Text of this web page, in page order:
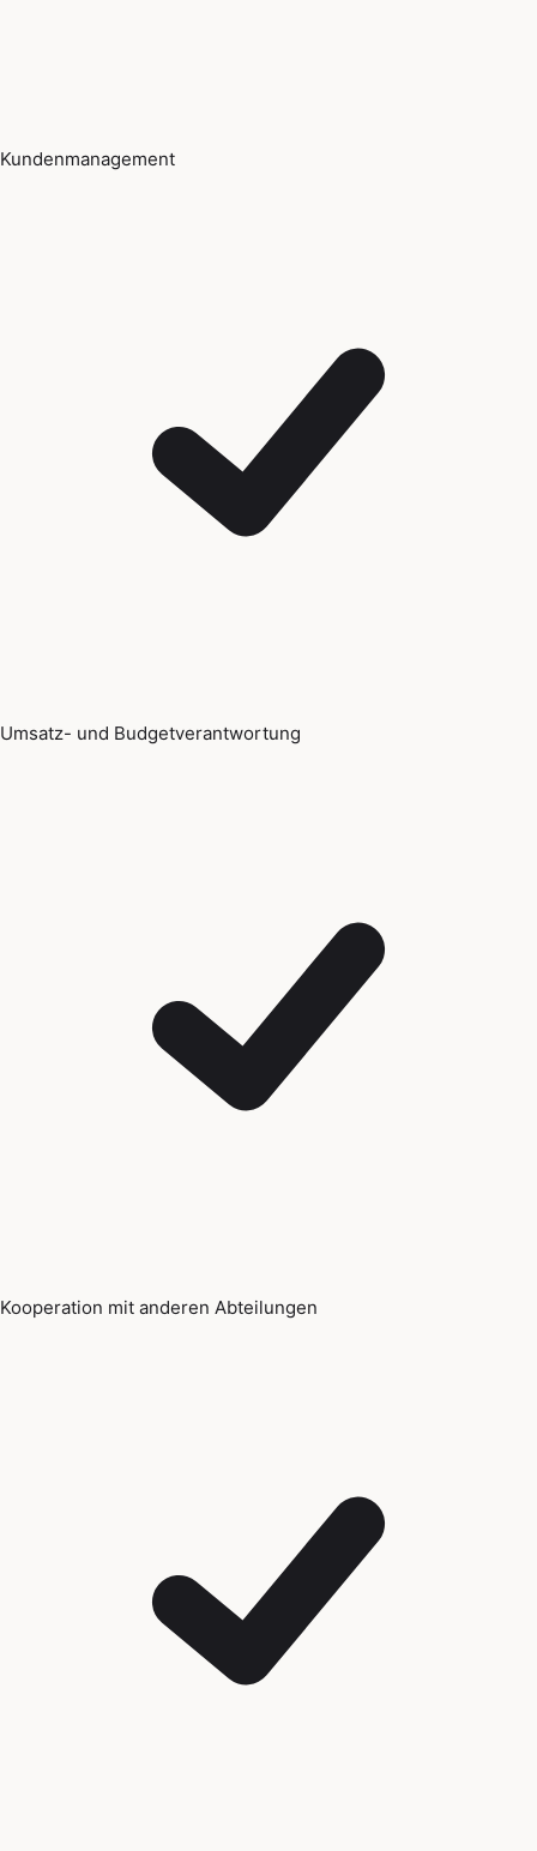
Kundenmanagement
Umsatz- und Budgetverantwortung
Kooperation mit anderen Abteilungen